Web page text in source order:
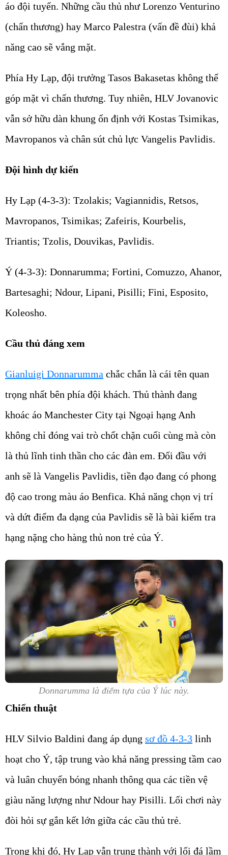
áo đội tuyển. Những cầu thủ như Lorenzo Venturino
(chấn thương) hay Marco Palestra (vấn đề đùi) khả
năng cao sẽ vắng mặt.
Phía Hy Lạp, đội trưởng Tasos Bakasetas không thể
góp mặt vì chấn thương. Tuy nhiên, HLV Jovanovic
vẫn sở hữu dàn khung ổn định với Kostas Tsimikas,
Mavropanos và chân sút chủ lực Vangelis Pavlidis.
Đội hình dự kiến
Hy Lạp (4-3-3): Tzolakis; Vagiannidis, Retsos,
Mavropanos, Tsimikas; Zafeiris, Kourbelis,
Triantis; Tzolis, Douvikas, Pavlidis.
Ý (4-3-3): Donnarumma; Fortini, Comuzzo, Ahanor,
Bartesaghi; Ndour, Lipani, Pisilli; Fini, Esposito,
Koleosho.
Cầu thủ đáng xem
Gianluigi Donnarumma chắc chắn là cái tên quan
trọng nhất bên phía đội khách. Thủ thành đang
khoác áo Manchester City tại Ngoại hạng Anh
không chỉ đóng vai trò chốt chặn cuối cùng mà còn
là thủ lĩnh tinh thần cho các đàn em. Đối đầu với
anh sẽ là Vangelis Pavlidis, tiền đạo đang có phong
độ cao trong màu áo Benfica. Khả năng chọn vị trí
và dứt điểm đa dạng của Pavlidis sẽ là bài kiểm tra
hạng nặng cho hàng thủ non trẻ của Ý.
Donnarumma là điểm tựa của Ý lúc này.
Chiến thuật
HLV Silvio Baldini đang áp dụng sơ đồ 4-3-3 linh
hoạt cho Ý, tập trung vào khả năng pressing tầm cao
và luân chuyển bóng nhanh thông qua các tiền vệ
giàu năng lượng như Ndour hay Pisilli. Lối chơi này
đòi hỏi sự gắn kết lớn giữa các cầu thủ trẻ.
Trong khi đó, Hy Lạp vẫn trung thành với lối đá lầm